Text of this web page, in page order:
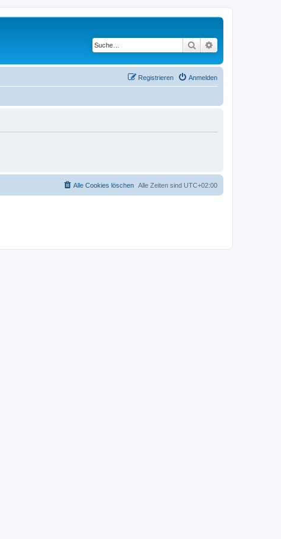
Suche
Anmelden
Registrieren
Alle Zeiten sind UTC+02:00
Alle Cookies löschen